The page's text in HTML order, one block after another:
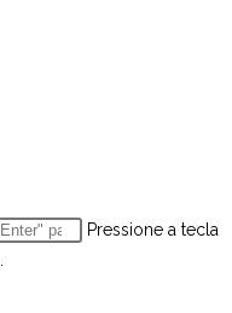
Pressione a tecla